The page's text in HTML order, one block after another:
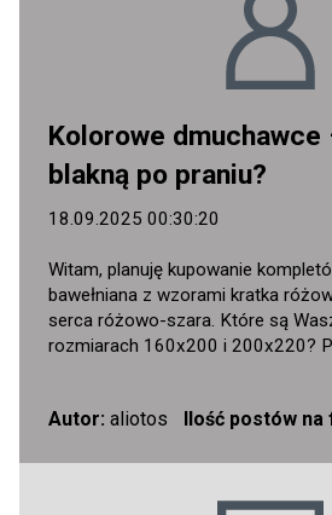
Kolorowe dmuchawce
blakną po praniu?
18.09.2025 00:30:20
Witam, planuję kupowanie
bawełniana z wzorami kratka
serca różowo-szara. Które są
rozmiarach 160x200 i 200x220?
Autor: aliotos Ilość postów